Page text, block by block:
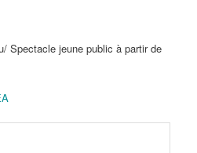
Spectacle jeune public à partir de